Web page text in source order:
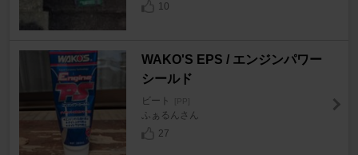
10
WAKO'S EPS / エンジンパワー
シールド
ビート [PP]
ふぁるんさん
27